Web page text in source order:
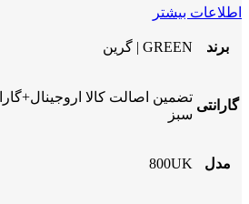
اطلاعات بیشتر
برند GREEN | گرین
گارانتی
تضمین اصالت کالا
سبز
مدل 800UK